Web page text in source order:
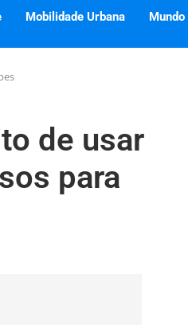
Mobilidade Urbana Mundo
de usar
para